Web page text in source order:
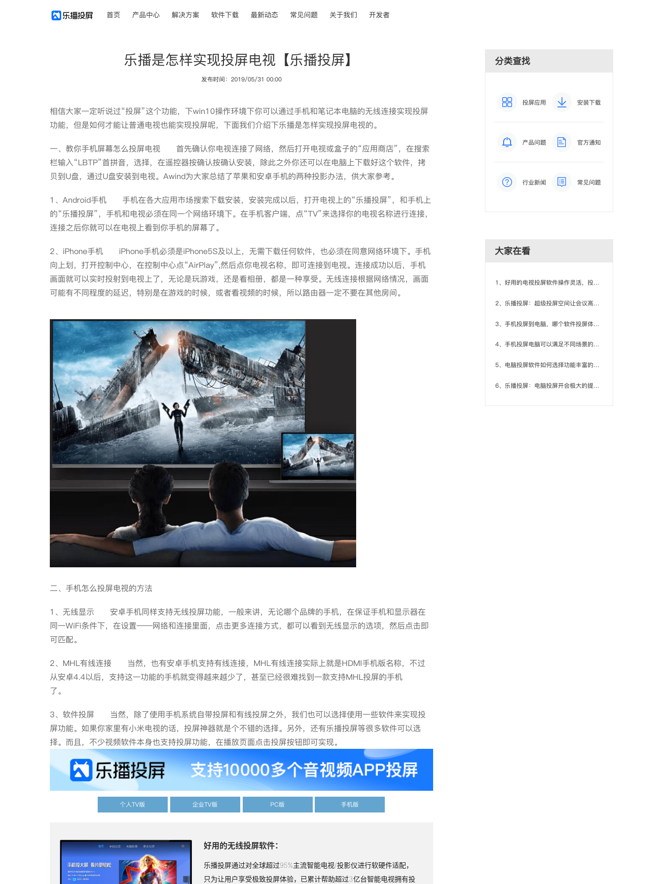
首页 产品中心 解决方案 软件下载 最新动态 常见问题 关于我们 开发者
乐播是怎样实现投屏电视【乐播投屏】
发布时间：2019/05/31 00:00
相信大家一定听说过“投屏”这个功能，下win10操作环境下你可以通过手机和笔记本电脑的无线连接实现投屏
功能，但是如何才能让普通电视也能实现投屏呢，下面我们介绍下乐播是怎样实现投屏电视的。
一、教你手机屏幕怎么投屏电视 首先确认你电视连接了网络，然后打开电视或盒子的“应用商店”，在搜索
栏输入“LBTP”首拼音，选择，在遥控器按确认按确认安装，除此之外你还可以在电脑上下载好这个软件，拷
贝到U盘，通过U盘安装到电视。Awind为大家总结了苹果和安卓手机的两种投影办法，供大家参考。
1、Android手机 手机在各大应用市场搜索下载安装，安装完成以后，打开电视上的“乐播投屏”，和手机上
的“乐播投屏”，手机和电视必须在同一个网络环境下。在手机客户端，点“TV”来选择你的电视名称进行连接，
连接之后你就可以在电视上看到你手机的屏幕了。
2、iPhone手机 iPhone手机必须是iPhone5S及以上，无需下载任何软件，也必须在同意网络环境下。手机
向上划，打开控制中心，在控制中心点“AirPlay”,然后点你电视名称，即可连接到电视。连接成功以后，手机
画面就可以实时投射到电视上了，无论是玩游戏，还是看相册，都是一种享受。无线连接根据网络情况，画面
可能有不同程度的延迟，特别是在游戏的时候，或者看视频的时候，所以路由器一定不要在其他房间。
二、手机怎么投屏电视的方法
1、无线显示 安卓手机同样支持无线投屏功能，一般来讲，无论哪个品牌的手机，在保证手机和显示器在
同一WiFi条件下，在设置——网络和连接里面，点击更多连接方式，都可以看到无线显示的选项，然后点击即
可匹配。
2、MHL有线连接 当然，也有安卓手机支持有线连接，MHL有线连接实际上就是HDMI手机版名称，不过
从安卓4.4以后，支持这一功能的手机就变得越来越少了，甚至已经很难找到一款支持MHL投屏的手机
了。
3、软件投屏 当然，除了使用手机系统自带投屏和有线投屏之外，我们也可以选择使用一些软件来实现投
屏功能。如果你家里有小米电视的话，投屏神器就是个不错的选择。另外，还有乐播投屏等很多软件可以选
择。而且，不少视频软件本身也支持投屏功能，在播放页面点击投屏按钮即可实现。
个人TV版 企业TV版 PC版 手机版
好用的无线投屏软件：
乐播投屏通过对全球超过95%主流智能电视/投影仪进行软硬件适配，
只为让用户享受极致投屏体验，已累计帮助超过3亿台智能电视拥有投
分类查找
投屏应用 安装下载
产品问题 官方通知
行业新闻 常见问题
大家在看
1、好用的电视投屏软件操作灵活，投屏更加流畅
2、乐播投屏：超级投屏空间让会议高效起来
3、手机投屏到电脑，哪个软件投屏体验比较好？
4、手机投屏电脑可以满足不同场景的投屏体验
5、电脑投屏软件如何选择功能丰富的应用？
6、乐播投屏：电脑投屏开会极大的提高工作效率